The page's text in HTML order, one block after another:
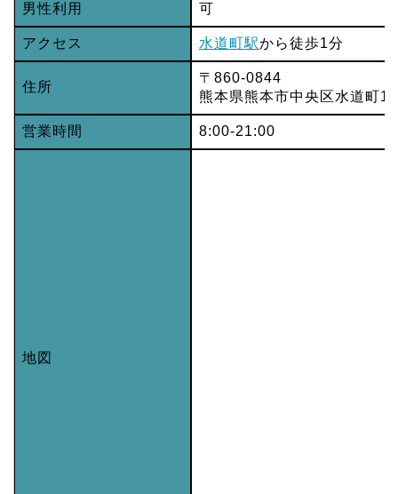
男性利用 可
アクセス 水道町駅から徒歩1分
住所
〒860-0844
熊本県熊本市中央区水道町
営業時間 8:00-21:00
地図